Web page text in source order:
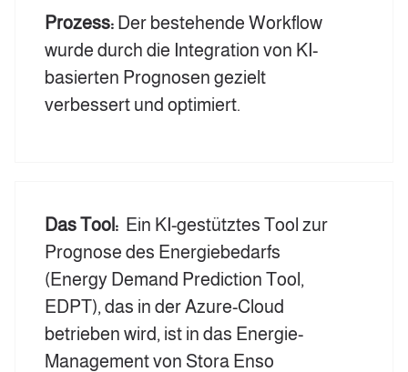
Prozess: Der bestehende Workflow
wurde durch die Integration von KI-
basierten Prognosen gezielt
verbessert und optimiert.
Das Tool: Ein KI-gestütztes Tool zur
Prognose des Energiebedarfs
(Energy Demand Prediction Tool,
EDPT), das in der Azure-Cloud
betrieben wird, ist in das Energie-
Management von Stora Enso